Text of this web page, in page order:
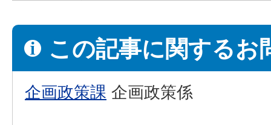
この記事に関するお
企画政策課 企画政策係